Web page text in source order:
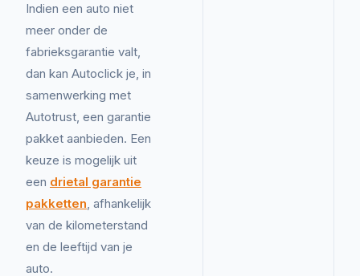
Indien een auto niet
meer onder de
fabrieksgarantie valt,
dan kan Autoclick je, in
samenwerking met
Autotrust, een garantie
pakket aanbieden. Een
keuze is mogelijk uit
een drietal garantie
pakketten, afhankelijk
van de kilometerstand
en de leeftijd van je
auto.